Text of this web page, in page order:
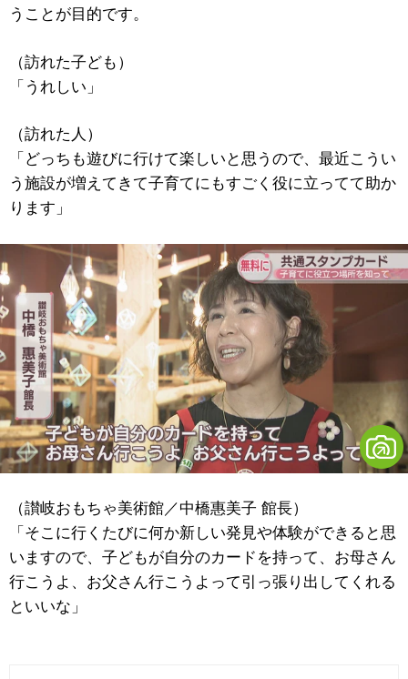
うことが目的です。
（訪れた子ども）
「うれしい」
（訪れた人）
「どっちも遊びに行けて楽しいと思うので、最近こうい
う施設が増えてきて子育てにもすごく役に立ってて助か
ります」
（讃岐おもちゃ美術館／中橋惠美子 館長）
「そこに行くたびに何か新しい発見や体験ができると思
いますので、子どもが自分のカードを持って、お母さん
行こうよ、お父さん行こうよって引っ張り出してくれる
といいな」